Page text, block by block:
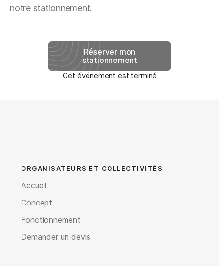
notre stationnement.
Réserver mon
stationnement
Cet événement est terminé
ORGANISATEURS ET COLLECTIVITÉS
Accueil
Concept
Fonctionnement
Demander un devis